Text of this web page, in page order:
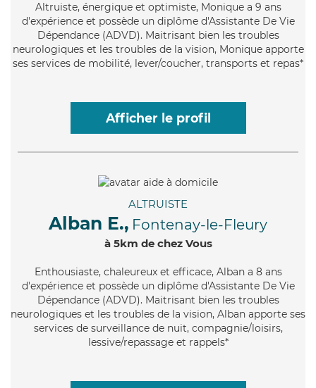
Altruiste, énergique et optimiste, Monique a 9 ans
d'expérience et possède un diplôme d'Assistante De Vie
Dépendance (ADVD). Maitrisant bien les troubles
neurologiques et les troubles de la vision, Monique apporte
ses services de mobilité, lever/coucher, transports et repas*
Afficher le profil
ALTRUISTE
Alban E., Fontenay-le-Fleury
à 5km de chez Vous
Enthousiaste, chaleureux et efficace, Alban a 8 ans
d'expérience et possède un diplôme d'Assistante De Vie
Dépendance (ADVD). Maitrisant bien les troubles
neurologiques et les troubles de la vision, Alban apporte ses
services de surveillance de nuit, compagnie/loisirs,
lessive/repassage et rappels*